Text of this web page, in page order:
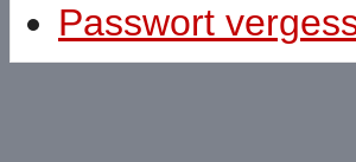
Passwort